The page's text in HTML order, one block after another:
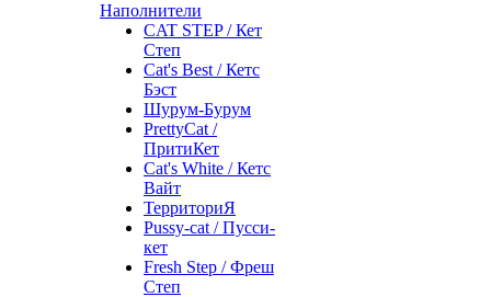
Наполнители
CAT STEP / Кет
Степ
Cat's Best / Кетс
Бэст
Шурум-Бурум
PrettyCat /
ПритиКет
Cat's White / Кетс
Вайт
ТерриториЯ
Pussy-cat / Пусси-
кет
Fresh Step / Фреш
Степ